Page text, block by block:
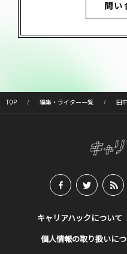
問い
TOP 編集・ライター一覧 田
キャリアハックについて
個人情報の取り扱いに